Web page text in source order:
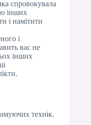
спровокувала
інших
і намітити
і
вас не
інших
технік.